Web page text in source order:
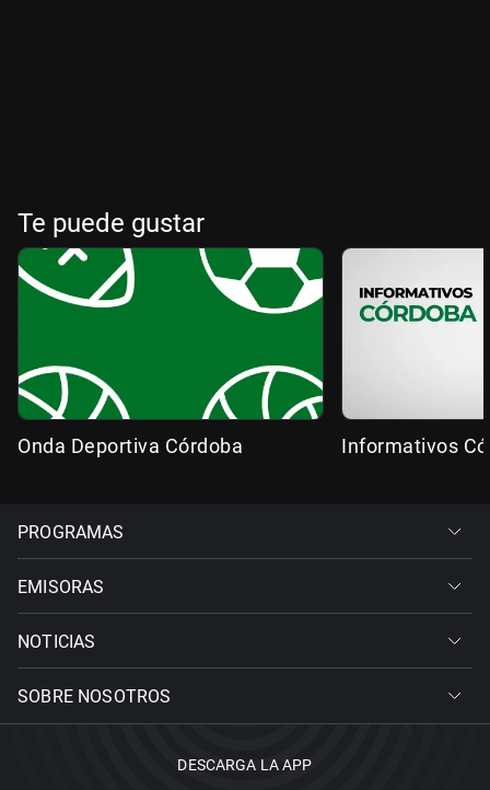
Te puede gustar
Onda Deportiva Córdoba Informativos
PROGRAMAS
EMISORAS
NOTICIAS
SOBRE NOSOTROS
DESCARGA LA APP